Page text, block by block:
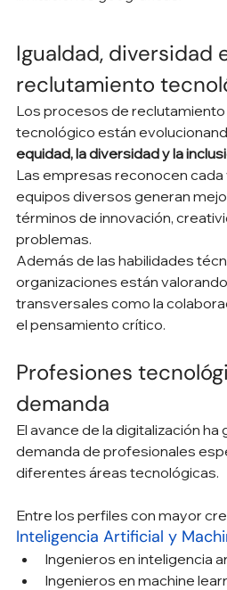
Igualdad, diversidad
reclutamiento
Los procesos de
tecnológico están
equidad, la diversidad y la
Las empresas reconocen cada
equipos diversos generan
términos de innovación,
problemas.
Además de las habilidades
organizaciones están
transversales como la
el pensamiento crítico.
Profesiones
demanda
El avance de la digitalización
demanda de profesionales
diferentes áreas tecnológicas.
Entre los perfiles con mayor
Inteligencia Artificial y
Ingenieros en inteligencia
Ingenieros en machine